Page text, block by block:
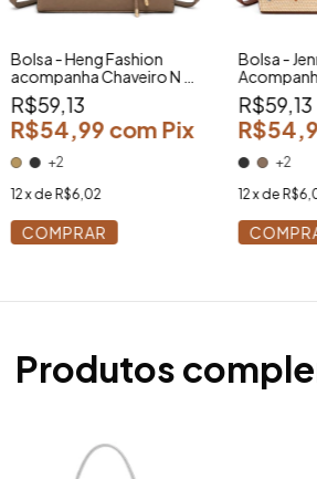
Bolsa - Heng Fashion
acompanha Chaveiro N °
33
R$59,13
R$54,99 com Pix
+2
12x de R$6,02
COMPRAR
Bolsa -
R$59,13
+2
12x de
Produtos